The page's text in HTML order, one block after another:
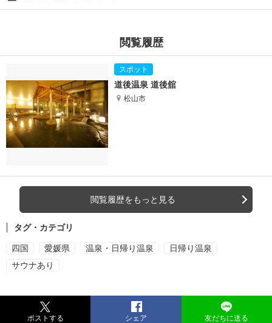
閲覧履歴
道後温泉 道後舘
松山市
閲覧履歴をもっと見る
タグ・カテゴリ
四国 愛媛県 温泉・日帰り温泉
日帰り温泉
サウナあり
ポストする シェア 友だちに送る